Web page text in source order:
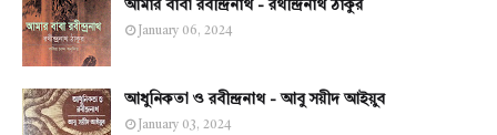
আমার বাবা রবীন্দ্রনাথ - রথীন্দ্রনাথ ঠাকুর
January 06, 2024
আধুনিকতা ও রবীন্দ্রনাথ - আবু সয়ীদ আইয়ুব
January 03, 2024